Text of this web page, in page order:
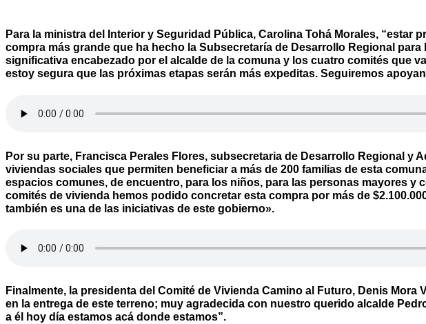
Para la ministra del Interior y Seguridad Pública, Carolina Tohá Morales,
compra más grande que ha hecho la Subsecretaría de Desarrollo Regional
significativa encabezado por el alcalde de la comuna y los cuatro comités que
estoy segura que las próximas etapas serán más expeditas. Seguiremos
Por su parte, Francisca Perales Flores, subsecretaria de Desarrollo Regional
viviendas sociales que permiten beneficiar a más de 200 familias de esta
espacios comunes, de encuentro, para los niños, para las personas mayores
comités de vivienda hemos podido concretar esta compra por más de
también es una de las iniciativas de este gobierno».
Finalmente, la presidenta del Comité de Vivienda Camino al Futuro, Denis
en la entrega de este terreno; muy agradecida con nuestro querido alcalde
a él hoy día estamos acá donde estamos”.